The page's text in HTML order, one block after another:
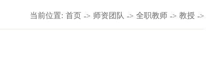
当前位置: 首页 -> 师资团队 -> 全职教师 -> 教授 ->